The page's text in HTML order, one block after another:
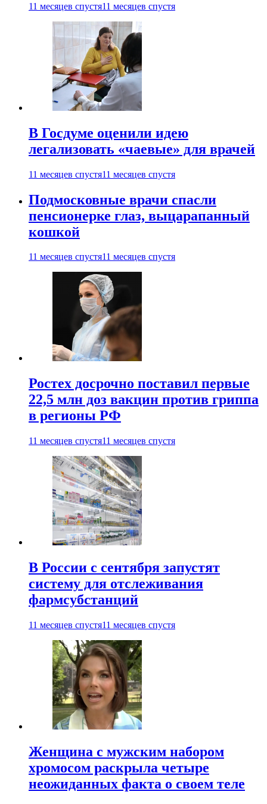
11 месяцев спустя11 месяцев спустя
В Госдуме оценили идею
легализовать «чаевые» для врачей
11 месяцев спустя11 месяцев спустя
Подмосковные врачи спасли
пенсионерке глаз, выцарапанный
кошкой
11 месяцев спустя11 месяцев спустя
Ростех досрочно поставил первые
22,5 млн доз вакцин против гриппа
в регионы РФ
11 месяцев спустя11 месяцев спустя
В России с сентября запустят
систему для отслеживания
фармсубстанций
11 месяцев спустя11 месяцев спустя
Женщина с мужским набором
хромосом раскрыла четыре
неожиданных факта о своем теле